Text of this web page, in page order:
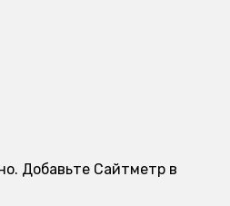
Добавьте Сайтметр в